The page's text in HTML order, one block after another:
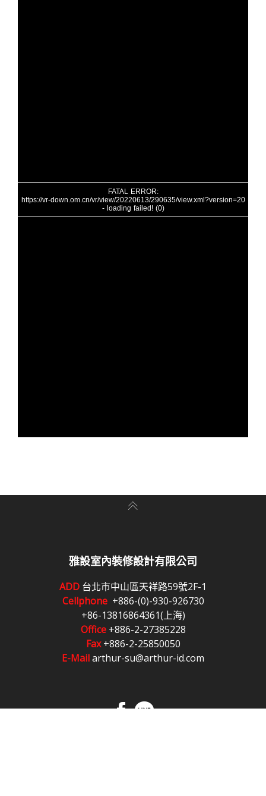
雅設室內裝修設計有限公司
ADD 台北市中山區天祥路59號2F-1
Cellphone +886-(0)-930-926730
+86-13816864361(上海)
Office+886-2-27385228
Fax+886-2-25850050
E-Mailarthur-su@arthur-id.com